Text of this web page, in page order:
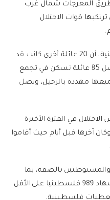
طريق المعرجات شمال غرب
ترتكبها قوات الاحتلال
وأوضحت وكالة الأنباء الفلسطينية، أن 20 عائلة أخرى كانت قد
نزحت يوم أمس الخميس، من أصل 85 عائلة تسكن في تجمع
مهددة بالرحيل، ويصل
في الفترة الأخيرة
آخرها قبل أيام حيث أقاموا
بالضفة، بما
فيها القدس الشرقية، إلى استشهاد 989 فلسطينيا على الأقل